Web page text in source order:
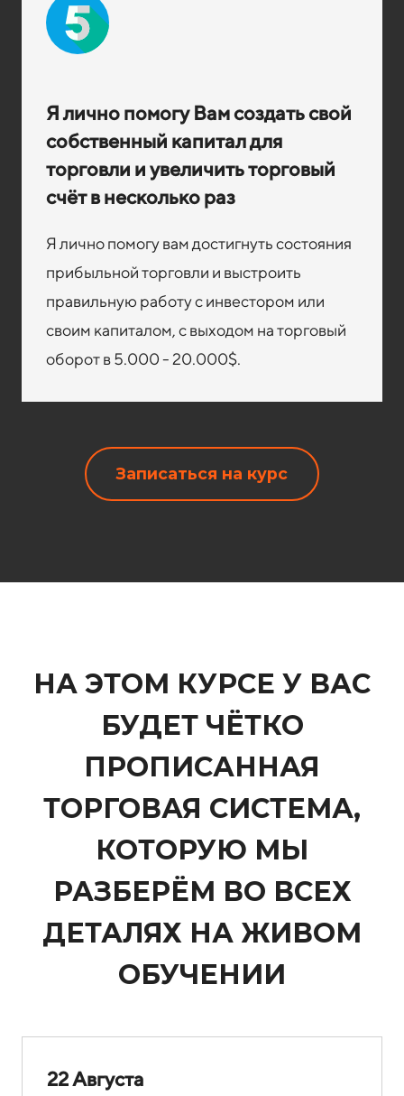
Я лично помогу Вам создать свой
собственный капитал для
торговли и увеличить торговый
счёт в несколько раз
Я лично помогу вам достигнуть состояния
прибыльной торговли и выстроить
правильную работу с инвестором или
своим капиталом, с выходом на торговый
оборот в 5.000 - 20.000$.
Записаться на курс
НА ЭТОМ КУРСЕ У ВАС
БУДЕТ ЧЁТКО
ПРОПИСАННАЯ
ТОРГОВАЯ СИСТЕМА,
КОТОРУЮ МЫ
РАЗБЕРЁМ ВО ВСЕХ
ДЕТАЛЯХ НА ЖИВОМ
ОБУЧЕНИИ
22 Августа